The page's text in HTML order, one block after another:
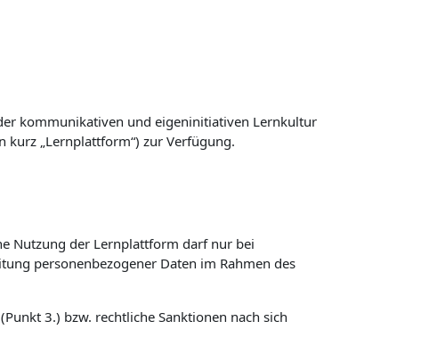
kommunikativen und eigeninitiativen Lernkultur
„Lernplattform“) zur Verfügung.
Nutzung der Lernplattform darf nur bei
personenbezogener Daten im Rahmen des
3.) bzw. rechtliche Sanktionen nach sich